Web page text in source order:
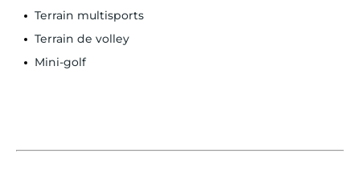
Terrain multisports
Terrain de volley
Mini-golf